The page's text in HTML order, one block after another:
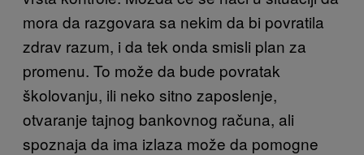
mora da razgovara sa nekim da bi povratila
zdrav razum, i da tek onda smisli plan za
promenu. To može da bude povratak
školovanju, ili neko sitno zaposlenje,
otvaranje tajnog bankovnog računa, ali
spoznaja da ima izlaza može da pomogne